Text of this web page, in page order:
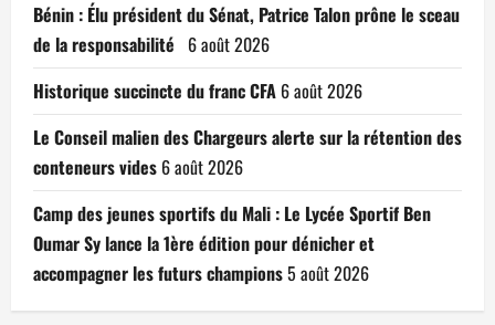
Bénin : Élu président du Sénat, Patrice Talon prône le sceau
de la responsabilité 6 août 2026
Historique succincte du franc CFA 6 août 2026
Le Conseil malien des Chargeurs alerte sur la rétention des
conteneurs vides 6 août 2026
Camp des jeunes sportifs du Mali : Le Lycée Sportif Ben
Oumar Sy lance la 1ère édition pour dénicher et
accompagner les futurs champions5 août 2026